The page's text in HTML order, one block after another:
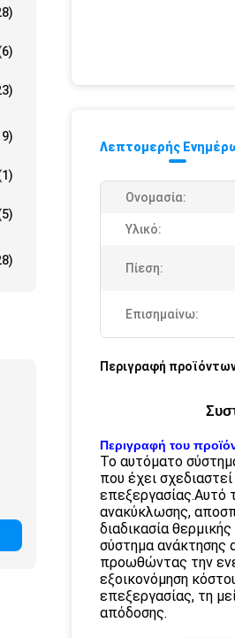
Λεπτομερής
Ονομασία:
Υλικό:
Πίεση:
Επισημαίνω:
Περιγραφή
Περιγραφή του
Το αυτόματο
που έχει
επεξεργασίας.Αυτό
ανακύκλωσης,
διαδικασία
σύστημα ανάκτησης
προωθώντας την
εξοικονόμηση
επεξεργασίας, τη
απόδοσης.